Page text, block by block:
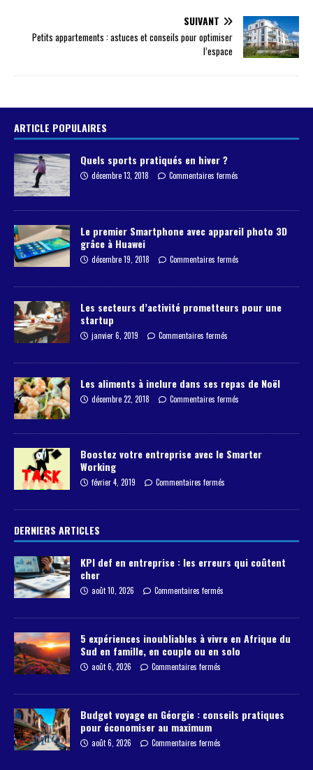
SUIVANT
Petits appartements : astuces et conseils pour optimiser
l’espace
ARTICLE POPULAIRES
Quels sports pratiqués en hiver ?
décembre 13, 2018 Commentaires fermés
Le premier Smartphone avec appareil photo 3D
grâce à Huawei
décembre 19, 2018 Commentaires fermés
Les secteurs d’activité prometteurs pour une
startup
janvier 6, 2019 Commentaires fermés
Les aliments à inclure dans ses repas de Noël
décembre 22, 2018 Commentaires fermés
Boostez votre entreprise avec le Smarter
Working
février 4, 2019 Commentaires fermés
DERNIERS ARTICLES
KPI def en entreprise : les erreurs qui coûtent
cher
août 10, 2026 Commentaires fermés
5 expériences inoubliables à vivre en Afrique du
Sud en famille, en couple ou en solo
août 6, 2026 Commentaires fermés
Budget voyage en Géorgie : conseils pratiques
pour économiser au maximum
août 6, 2026 Commentaires fermés